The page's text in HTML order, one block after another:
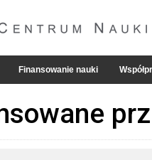
Finansowanie nauki